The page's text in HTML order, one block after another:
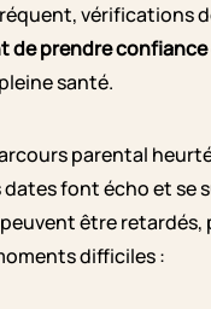
vérifications
de prendre confiance
santé.
parental
font écho et se
être
difficiles :